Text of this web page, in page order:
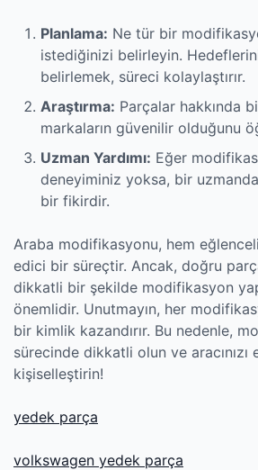
Planlama: Ne tür bir
istediğinizi belirleyin.
belirlemek, süreci kolaylaştırır.
Araştırma: Parçalar hakkında
markaların güvenilir olduğunu
Uzman Yardımı: Eğer
deneyiminiz yoksa, bir
bir fikirdir.
Araba modifikasyonu, hem
edici bir süreçtir. Ancak, doğru
dikkatli bir şekilde modifikasyon
önemlidir. Unutmayın, her
bir kimlik kazandırır. Bu nedenle,
sürecinde dikkatli olun ve aracınızı
kişiselleştirin!
yedek parça
volkswagen yedek parça